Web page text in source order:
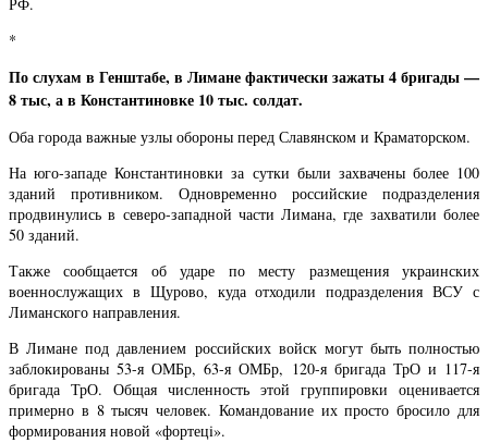
*
По слухам в Генштабе, в Лимане фактически зажаты 4 бригады —
8 тыс, а в Константиновке 10 тыс. солдат.
Оба города важные узлы обороны перед Славянском и Краматорском.
На юго-западе Константиновки за сутки были захвачены более 100
зданий противником. Одновременно российские подразделения
продвинулись в северо-западной части Лимана, где захватили более
50 зданий.
Также сообщается об ударе по месту размещения украинских
военнослужащих в Щурово, куда отходили подразделения ВСУ с
Лиманского направления.
В Лимане под давлением российских войск могут быть полностью
заблокированы 53-я ОМБр, 63-я ОМБр, 120-я бригада ТрО и 117-я
бригада ТрО. Общая численность этой группировки оценивается
примерно в 8 тысяч человек. Командование их просто бросило для
формирования новой «фортецi».